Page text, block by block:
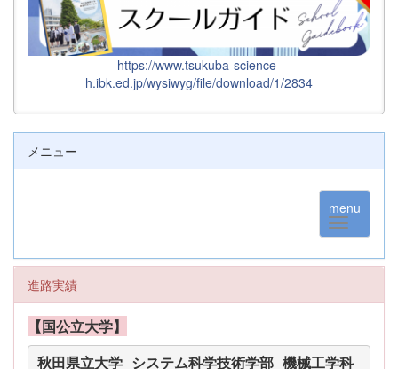
https://www.tsukuba-science-
h.ibk.ed.jp/wysiwyg/file/download/1/2834
メニュー
menu
進路実績
【国公立大学】
秋田県立大学 システム科学技術学部 機械工学科